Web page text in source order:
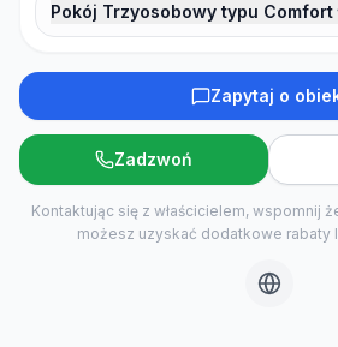
Pokój Trzyosobowy typu Comfort
Zapytaj o
Zadzwoń
Kontaktując się z właścicielem, wspomnij
możesz uzyskać dodatkowe rabaty